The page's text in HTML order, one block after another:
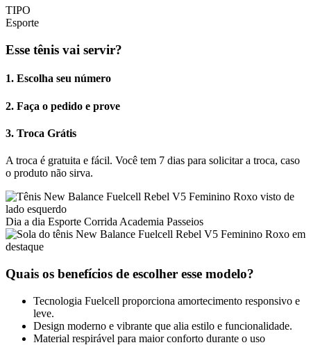
TIPO
Esporte
Esse tênis vai servir?
1. Escolha seu número
2. Faça o pedido e prove
3. Troca Grátis
A troca é gratuita e fácil. Você tem 7 dias para solicitar a troca, caso
o produto não sirva.
Dia a dia Esporte Corrida Academia Passeios
Quais os benefícios de escolher esse modelo?
Tecnologia Fuelcell proporciona amortecimento responsivo e
leve.
Design moderno e vibrante que alia estilo e funcionalidade.
Material respirável para maior conforto durante o uso